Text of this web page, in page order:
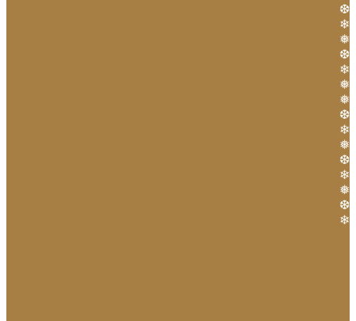
❆
❄
❅
❆
❄
❅
❅
❆
❄
❅
❆
❄
❅
❆
❄